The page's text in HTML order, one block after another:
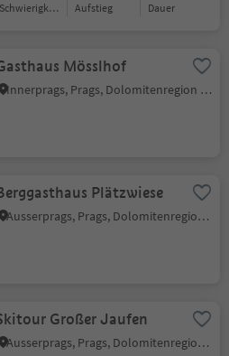
Schwierigkeitsgrad Aufstieg Dauer
Mösslhof
Innerprags, Prags, Dolomitenregion 3 Zinnen
Plätzwiese
Ausserprags, Prags, Dolomitenregion 3 Zinnen
Großer Jaufen
Ausserprags, Prags, Dolomitenregion 3 Zinnen